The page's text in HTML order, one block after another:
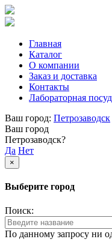
Главная
Каталог
О компании
Заказ и доставка
Контакты
Лабораторная
Ваш город: Петрозаводск
Ваш город
Петрозаводск?
Да Нет
×
Выберите город
Поиск:
По данному запросу ни